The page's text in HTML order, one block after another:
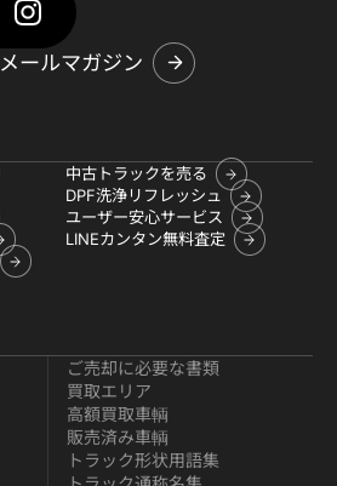
メールマガジン
中古トラックを売る
DPF洗浄リフレッシュ
ユーザー安心サービス
LINEカンタン無料査定
ご売却に必要な書類
買取エリア
高額買取車輌
販売済み車輌
トラック形状用語集